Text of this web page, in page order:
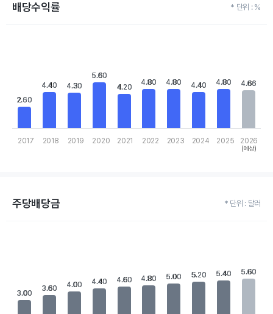
배당수익률 * 단위 : %
The chart has 1 X axis displaying categories.
The chart has 1 Y axis displaying values. Data ranges from 2.6
2.60
2.60
4.40
4.40 4.30
4.30
5.60
5.60
4.20
4.20
4.80
4.80 4.80
4.80 4.40
4.40 4.80
4.80 4.66
4.66
2017 2018 2019 2020 2021 2022 2023 2024 2025 2026
(예상)
주당배당금 * 단위 : 달러
The chart has 1 Y axis displaying values. Data ranges from 3 to
3.00
3.00
3.60
3.60 4.00
4.00 4.40
4.40 4.60
4.60 4.80
4.80 5.00
5.00 5.20
5.20 5.40
5.40 5.60
5.60